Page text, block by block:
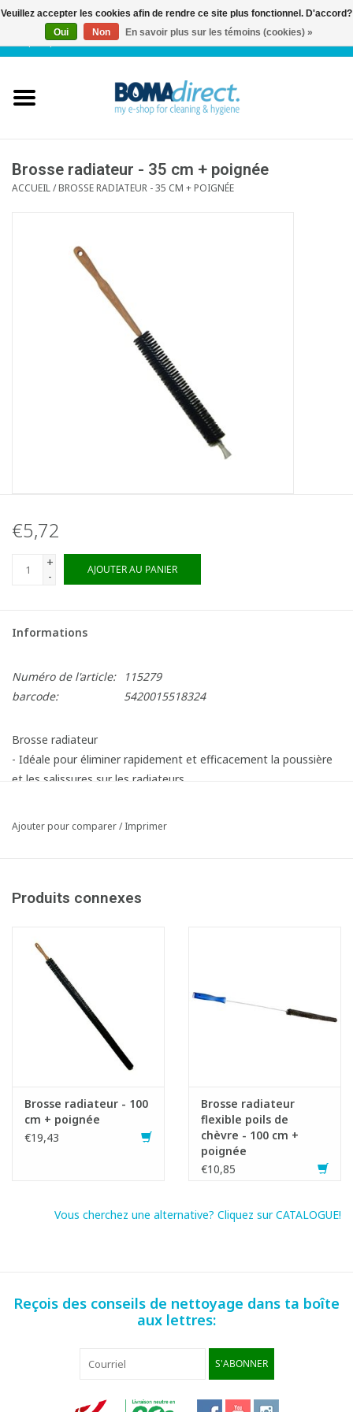
FR| 0 Articles
Service client
Brosse radiateur - 35 cm + poignée
ACCUEIL/BROSSE RADIATEUR - 35 CM + POIGNÉE
€5,72
+
-
AJOUTER AU PANIER
Informations
Numéro de l'article:
115279
barcode:
5420015518324
Brosse radiateur
- Idéale pour éliminer rapidement et efficacement la poussière
et les salissures sur les radiateurs
moindres recoins
Fiche produit
Ajouter pour comparer/Imprimer
Produits connexes
Brosse radiateur - 100
cm + poignée
€19,43
Brosse radiateur
flexible poils de
chèvre - 100 cm +
poignée
€10,85
Vous cherchez une alternative? Cliquez sur CATALOGUE!
Reçois des conseils de nettoyage dans ta boîte
aux lettres:
S'ABONNER
Veuillez accepter les cookies afin de rendre ce site plus fonctionnel. D'accord?
Oui
Non En savoir plus sur les témoins (cookies) »